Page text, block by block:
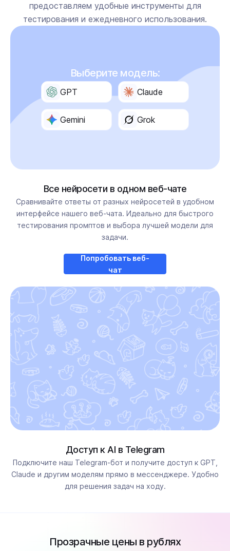
предоставляем удобные инструменты для
тестирования и ежедневного использования.
Выберите модель:
GPT Claude
Gemini Grok
Все нейросети в одном веб-чате
Сравнивайте ответы от разных нейросетей в удобном
интерфейсе нашего веб-чата. Идеально для быстрого
тестирования промптов и выбора лучшей модели для
задачи.
Попробовать веб-
чат
Доступ к AI в Telegram
Подключите наш Telegram-бот и получите доступ к GPT,
Claude и другим моделям прямо в мессенджере. Удобно
для решения задач на ходу.
Прозрачные цены в рублях